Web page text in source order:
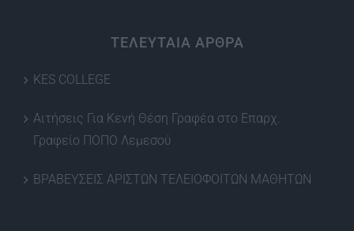
ΤΕΛΕΥΤΑΙΑ ΑΡΘΡΑ
KES COLLEGE
Αιτήσεις Για Κενή Θέση Γραφέα στο Επαρχ.
Γραφείο ΠΟΠΟ Λεμεσού
ΒΡΑΒΕΥΣΕΙΣ ΑΡΙΣΤΩΝ ΤΕΛΕΙΟΦΟΙΤΩΝ ΜΑΘΗΤΩΝ